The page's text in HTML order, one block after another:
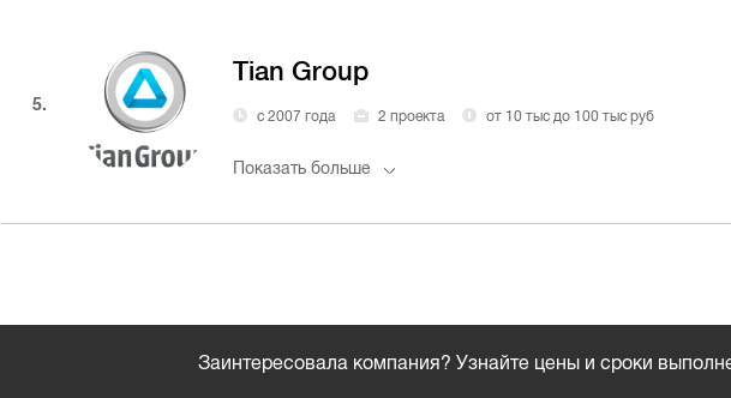
5.
Tian Group
с 2007 года 2 проекта от 10 тыс до 100 тыс руб
Показать больше
Заинтересовала компания? Узнайте цены и сроки